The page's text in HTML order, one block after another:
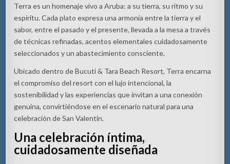
Terra es un homenaje vivo a Aruba: a su tierra, su ritmo y su
espíritu. Cada plato expresa una armonía entre la tierra y el
sabor, entre el pasado y el presente, llevada a la mesa a través
de técnicas refinadas, acentos elementales cuidadosamente
seleccionados y un abastecimiento consciente.
Ubicado dentro de Bucuti & Tara Beach Resort, Terra encarna
el compromiso del resort con el lujo intencional, la
sostenibilidad y las experiencias que invitan a una conexión
genuina, convirtiéndose en el escenario natural para una
celebración de San Valentín.
Una celebración íntima,
cuidadosamente diseñada